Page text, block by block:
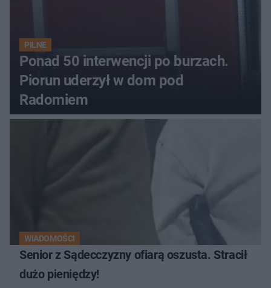
PILNE
Ponad 50 interwencji po burzach.
Piorun uderzył w dom pod
Radomiem
WIADOMOŚCI
Senior z Sądecczyzny ofiarą oszusta. Stracił
dużo pieniędzy!